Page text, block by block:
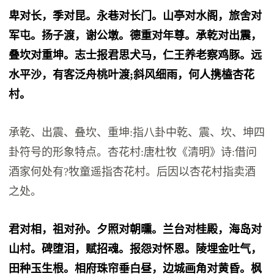
卑对长，季对昆。永巷对长门。山亭对水阁，旅舍对
军屯。扬子渡，谢公墩。德重对年尊。承乾对出震，
叠坎对重坤。志士报君思犬马，仁王养老察鸡豚。远
水平沙，有客泛舟桃叶渡;斜风细雨，何人携榼杏花
村。
承乾、出震、叠坎、重坤:指八卦中乾、震、坎、坤四
卦符号的形象特点。杏花村:唐杜牧《清明》诗:借问
酒家何处有?牧童遥指杏花村。后因以杏花村指卖酒
之处。
君对相，祖对孙。夕照对朝曛。兰台对桂殿，海岛对
山村。碑堕泪，赋招魂。报怨对怀恩。陵埋金吐气，
田种玉生根。相府珠帘垂白昼，边城画角对黄昏。枫